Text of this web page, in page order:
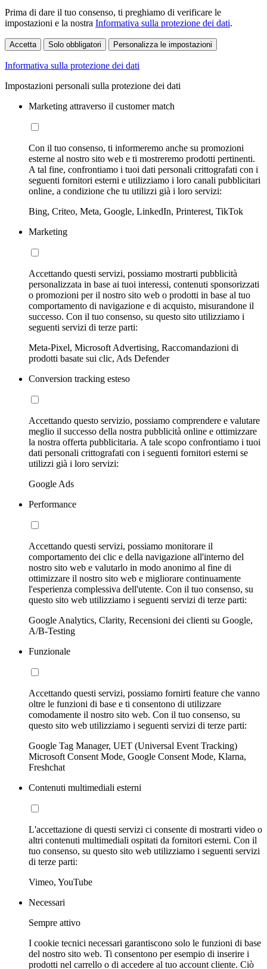
Prima di dare il tuo consenso, ti preghiamo di verificare le
impostazioni e la nostra Informativa sulla protezione dei dati.
Accetta Solo obbligatori Personalizza le impostazioni
Informativa sulla protezione dei dati
Impostazioni personali sulla protezione dei dati
Marketing attraverso il customer match
Con il tuo consenso, ti informeremo anche su promozioni
esterne al nostro sito web e ti mostreremo prodotti pertinenti.
A tal fine, confrontiamo i tuoi dati personali crittografati con i
seguenti fornitori esterni e utilizziamo i loro canali pubblicitari
online, a condizione che tu utilizzi già i loro servizi:
Bing, Criteo, Meta, Google, LinkedIn, Printerest, TikTok
Marketing
Accettando questi servizi, possiamo mostrarti pubblicità
personalizzata in base ai tuoi interessi, contenuti sponsorizzati
o promozioni per il nostro sito web o prodotti in base al tuo
comportamento di navigazione e di acquisto, misurandone il
successo. Con il tuo consenso, su questo sito utilizziamo i
seguenti servizi di terze parti:
Meta-Pixel, Microsoft Advertising, Raccomandazioni di
prodotti basate sui clic, Ads Defender
Conversion tracking esteso
Accettando questo servizio, possiamo comprendere e valutare
meglio il successo della nostra pubblicità online e ottimizzare
la nostra offerta pubblicitaria. A tale scopo confrontiamo i tuoi
dati personali crittografati con i seguenti fornitori esterni se
utilizzi già i loro servizi:
Google Ads
Performance
Accettando questi servizi, possiamo monitorare il
comportamento dei clic e della navigazione all'interno del
nostro sito web e valutarlo in modo anonimo al fine di
ottimizzare il nostro sito web e migliorare continuamente
l'esperienza complessiva dell'utente. Con il tuo consenso, su
questo sito web utilizziamo i seguenti servizi di terze parti:
Google Analytics, Clarity, Recensioni dei clienti su Google,
A/B-Testing
Funzionale
Accettando questi servizi, possiamo fornirti feature che vanno
oltre le funzioni di base e ti consentono di utilizzare
comodamente il nostro sito web. Con il tuo consenso, su
questo sito web utilizziamo i seguenti servizi di terze parti:
Google Tag Manager, UET (Universal Event Tracking)
Microsoft Consent Mode, Google Consent Mode, Klarna,
Freshchat
Contenuti multimediali esterni
L'accettazione di questi servizi ci consente di mostrarti video o
altri contenuti multimediali ospitati da fornitori esterni. Con il
tuo consenso, su questo sito web utilizziamo i seguenti servizi
di terze parti:
Vimeo, YouTube
Necessari
Sempre attivo
I cookie tecnici necessari garantiscono solo le funzioni di base
del nostro sito web. Ti consentono per esempio di inserire i
prodotti nel carrello o di accedere al tuo account cliente. Ciò